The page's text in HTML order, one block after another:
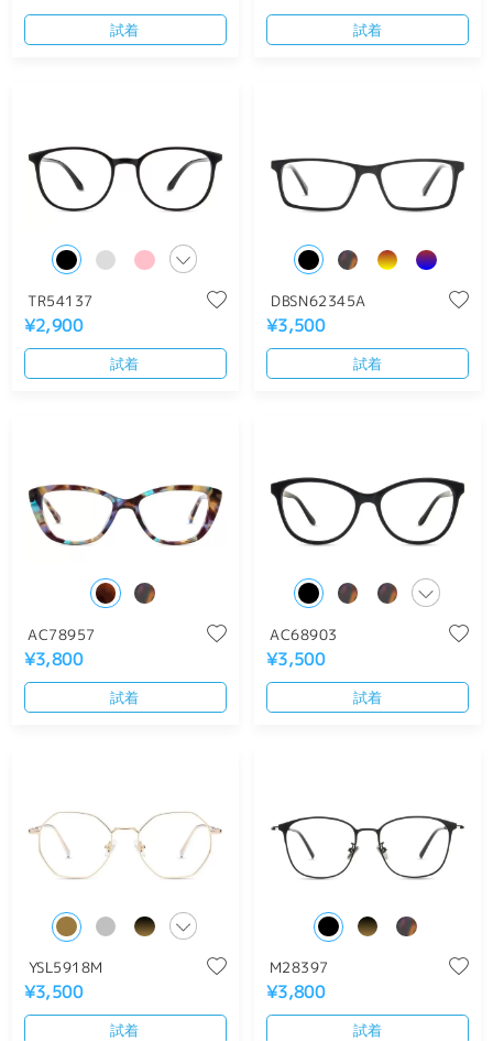
試着 試着
TR54137
¥2,900
試着
DBSN62345A
¥3,500
試着
AC78957
¥3,800
試着
AC68903
¥3,500
試着
YSL5918M
¥3,500
試着
M28397
¥3,800
試着